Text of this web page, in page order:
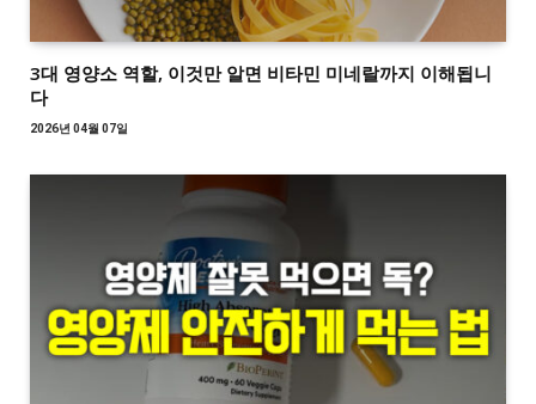
3대 영양소 역할, 이것만 알면 비타민 미네랄까지 이해됩니
다
2026년 04월 07일